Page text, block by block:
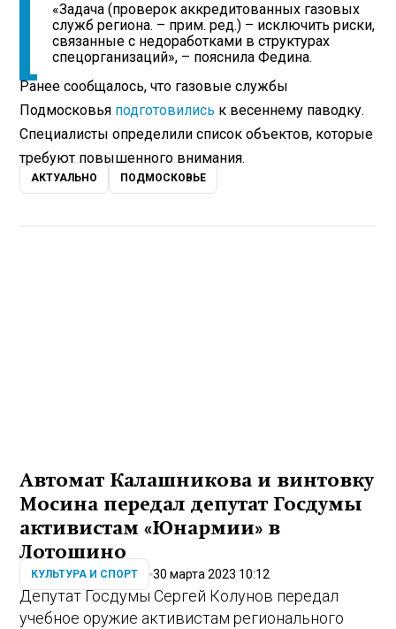
«Задача (проверок аккредитованных газовых
служб региона. – прим. ред.) – исключить риски,
связанные с недоработками в структурах
спецорганизаций», – пояснила Федина.
Ранее сообщалось, что газовые службы
Подмосковья подготовились к весеннему паводку.
Специалисты определили список объектов, которые
требуют повышенного внимания.
АКТУАЛЬНО ПОДМОСКОВЬЕ
Автомат Калашникова и винтовку
Мосина передал депутат Госдумы
активистам «Юнармии» в
Лотошино
КУЛЬТУРА И СПОРТ 30 марта 2023 10:12
Депутат Госдумы Сергей Колунов передал
учебное оружие активистам регионального